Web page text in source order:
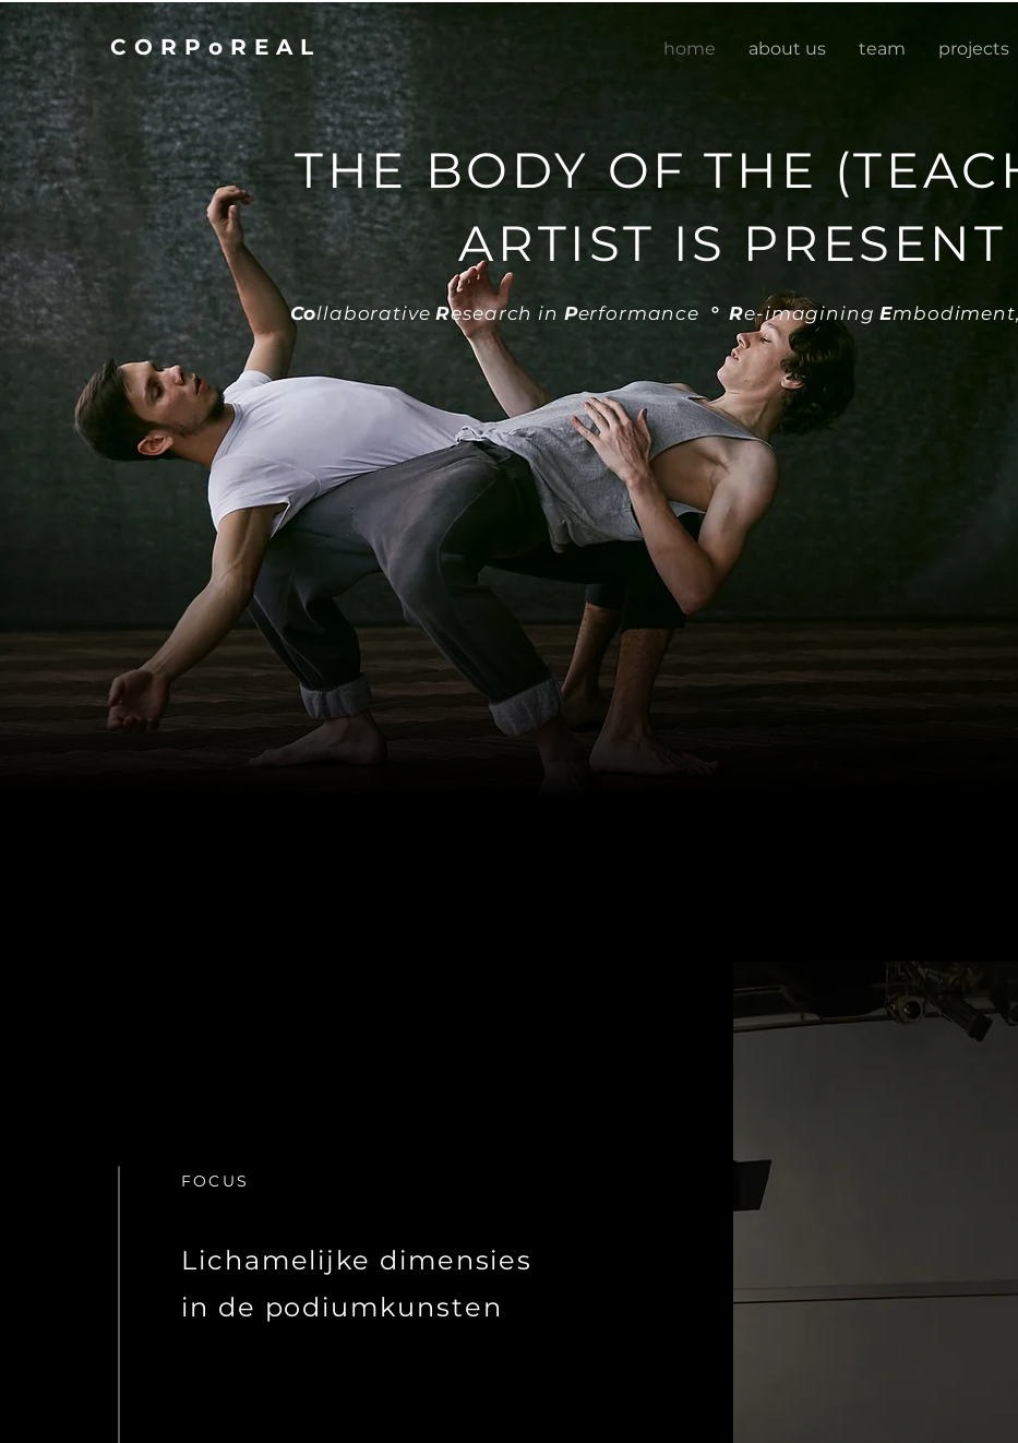
CORPoREAL home about us team projects
THE BODY OF THE
ARTIST IS PRESENT
CollaborativeResearch in Performance ° Re-imaginingE
FOCUS
Lichamelijke dimensies
in de podiumkunsten